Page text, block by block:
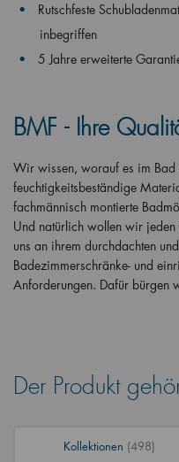
Rutschfeste
inbegriffen
5 Jahre erweiterte
BMF - Ihre
Wir wissen, worauf es im
feuchtigkeitsbeständige
fachmännisch montierte
Und natürlich wollen wir jeden
uns an ihrem durchdachten
Badezimmerschränke- und
Anforderungen. Dafür bürgen
Der Produkt
Kollektionen (498)